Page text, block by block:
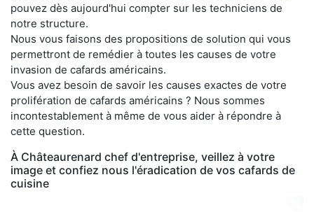
pouvez dès aujourd'hui compter sur les techniciens de
notre structure.
Nous vous faisons des propositions de solution qui vous
permettront de remédier à toutes les causes de votre
invasion de cafards américains.
Vous avez besoin de savoir les causes exactes de votre
prolifération de cafards américains ? Nous sommes
incontestablement à même de vous aider à répondre à
cette question.
À Châteaurenard chef d'entreprise, veillez à votre
image et confiez nous l'éradication de vos cafards de
cuisine